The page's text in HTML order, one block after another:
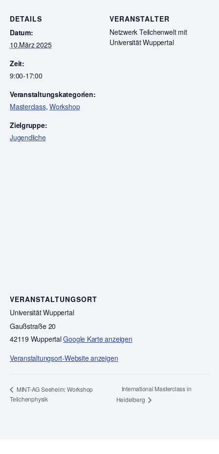
DETAILS
Datum:
10.März 2025
Zeit:
9:00-17:00
Veranstaltungskategorien:
Masterclass,Workshop
Zielgruppe:
Jugendliche
VERANSTALTER
Netzwerk Teilchenwelt mit
Universität Wuppertal
VERANSTALTUNGSORT
Universität Wuppertal
Gaußstraße 20
42119 WuppertalGoogle Karte anzeigen
Veranstaltungsort-Website anzeigen
MINT-AG Seeheim: Workshop
Teilchenphysik
International Masterclass in
Heidelberg